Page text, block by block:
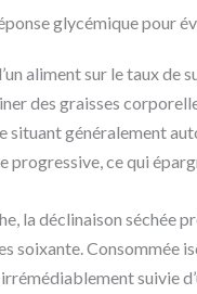
glycémique pour
aliment sur le taux
des graisses
situant généralement
progressive, ce qui
la déclinaison séchée
soixante. Consommée
suivie